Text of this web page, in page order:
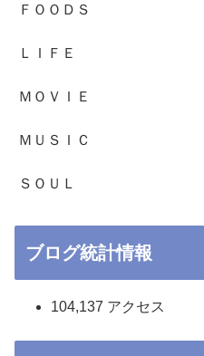
ＦＯＯＤＳ
ＬＩＦＥ
ＭＯＶＩＥ
ＭＵＳＩＣ
ＳＯＵＬ
ブログ統計情報
104,137 アクセス